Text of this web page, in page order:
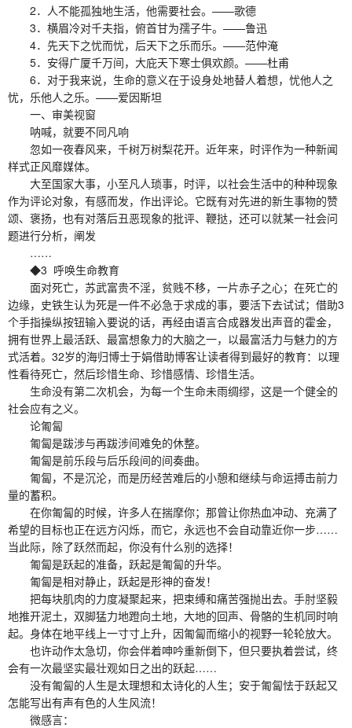
2．人不能孤独地生活，他需要社会。——歌德
3．横眉冷对千夫指，俯首甘为孺子牛。——鲁迅
4．先天下之忧而忧，后天下之乐而乐。——范仲淹
5．安得广厦千万间，大庇天下寒士俱欢颜。——杜甫
6．对于我来说，生命的意义在于设身处地替人着想，忧他人之
忧，乐他人之乐。——爱因斯坦
一、审美视窗
呐喊，就要不同凡响
忽如一夜春风来，千树万树梨花开。近年来，时评作为一种新闻
样式正风靡媒体。
大至国家大事，小至凡人琐事，时评，以社会生活中的种种现象
作为评论对象，有感而发，作出评论。它既有对先进的新生事物的赞
颂、褒扬，也有对落后丑恶现象的批评、鞭挞，还可以就某一社会问
题进行分析，阐发
……
◆3 呼唤生命教育
面对死亡，苏武富贵不淫，贫贱不移，一片赤子之心；在死亡的
边缘，史铁生认为死是一件不必急于求成的事，要活下去试试；借助3
个手指操纵按钮输入要说的话，再经由语言合成器发出声音的霍金，
拥有世界上最活跃、最富想象力的大脑之一，以最富活力与魅力的方
式活着。32岁的海归博士于娟借助博客让读者得到最好的教育：以理
性看待死亡，然后珍惜生命、珍惜感情、珍惜生活。
生命没有第二次机会，为每一个生命未雨绸缪，这是一个健全的
社会应有之义。
论匍匐
匍匐是跋涉与再跋涉间难免的休整。
匍匐是前乐段与后乐段间的间奏曲。
匍匐，不是沉沦，而是历经苦难后的小憩和继续与命运搏击前力
量的蓄积。
在你匍匐的时候，许多人在揣摩你；那曾让你热血冲动、充满了
希望的目标也正在远方闪烁，而它，永远也不会自动靠近你一步……
当此际，除了跃然而起，你没有什么别的选择！
匍匐是跃起的准备，跃起是匍匐的升华。
匍匐是相对静止，跃起是形神的奋发！
把每块肌肉的力度凝聚起来，把束缚和痛苦强抛出去。手肘坚毅
地推开泥土，双脚猛力地蹬向土地，大地的回声、骨骼的生机同时响
起。身体在地平线上一寸寸上升，因匍匐而缩小的视野一轮轮放大。
也许动作太急切，你会伴着呻吟重新倒下，但只要执着尝试，终
会有一次最坚实最壮观如日之出的跃起……
没有匍匐的人生是太理想和太诗化的人生；安于匍匐怯于跃起又
怎能写出有声有色的人生风流！
微感言：